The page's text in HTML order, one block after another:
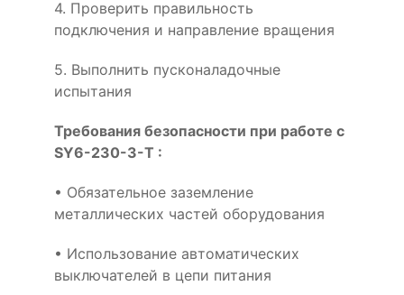
4. Проверить правильность
подключения и направление вращения
5. Выполнить пусконаладочные
испытания
Требования безопасности при работе с
SY6-230-3-T :
• Обязательное заземление
металлических частей оборудования
• Использование автоматических
выключателей в цепи питания